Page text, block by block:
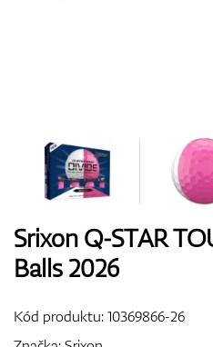
Srixon Q-STAR
Balls 2026
Kód produktu:10369866-26